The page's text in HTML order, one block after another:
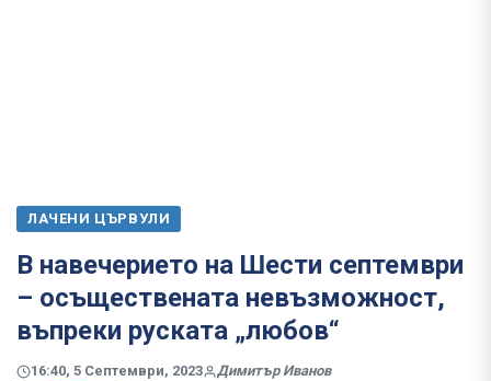
ЛАЧЕНИ ЦЪРВУЛИ
В навечерието на Шести септември
– осъществената невъзможност,
въпреки руската „любов“
16:40, 5 Септември, 2023 Димитър Иванов